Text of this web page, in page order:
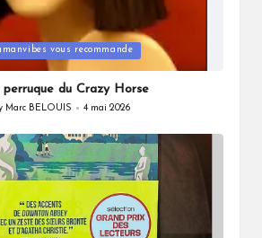
vous recommande
perruque du Crazy Horse
Marc BELOUIS 4 mai 2026